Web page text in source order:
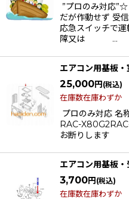
”プロのみ対応
だが作動せず 受
応急スイッチで
障又は …
エアコン用基板・
25,000円 (税込)
在庫数在庫わずか
プロのみ対応 名
RAC-
お断りします
エアコン用基板・
3,700円 (税込)
在庫数在庫わずか